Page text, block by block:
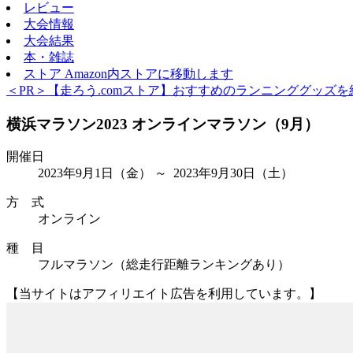
レビュー
大会情報
大会結果
本・雑誌
ストア Amazon内ストアに移動します
＜PR＞【走ろう.comストア】おすすめのランニンググッズを
横浜マラソン2023 オンラインマラソン（9月）
開催日
2023年9月1日
（金） ～ 2023年9月30日 （土）
方 式
オンライン
種 目
フルマラソン（総走行距離ランキングあり）
【当サイトはアフィリエイト広告を利用しています。】